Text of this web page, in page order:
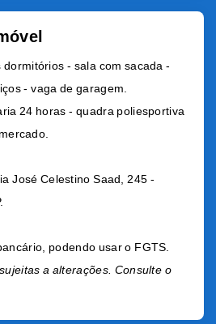
- sala com sacada -
- vaga de garagem.
24 horas - quadra poliesportiva
José Celestino Saad, 245 -
podendo usar o FGTS.
a alterações. Consulte o